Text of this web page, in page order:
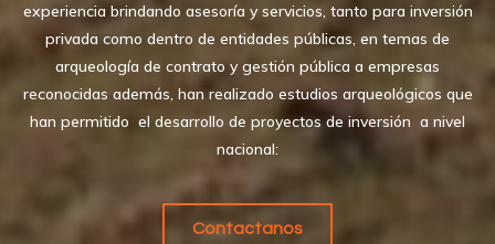
experiencia brindando asesoría y servicios, tanto para inversión
privada como dentro de entidades públicas, en temas de
arqueología de contrato y gestión pública a empresas
reconocidas además, han realizado estudios arqueológicos que
han permitido el desarrollo de proyectos de inversión a nivel
nacional:
Contactanos